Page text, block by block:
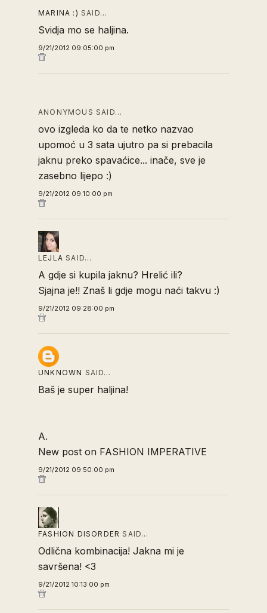
MARINA :) SAID…
Svidja mo se haljina.
9/21/2012 09:05:00 pm
ANONYMOUS SAID…
ovo izgleda ko da te netko nazvao
upomoć u 3 sata ujutro pa si prebacila
jaknu preko spavaćice... inače, sve je
zasebno lijepo :)
9/21/2012 09:10:00 pm
LEJLA SAID…
A gdje si kupila jaknu? Hrelić ili?
Sjajna je!! Znaš li gdje mogu naći takvu :)
9/21/2012 09:28:00 pm
UNKNOWN SAID…
Baš je super haljina!
A.
New post on FASHION IMPERATIVE
9/21/2012 09:50:00 pm
FASHION DISORDER SAID…
Odlična kombinacija! Jakna mi je
savršena! <3
9/21/2012 10:13:00 pm